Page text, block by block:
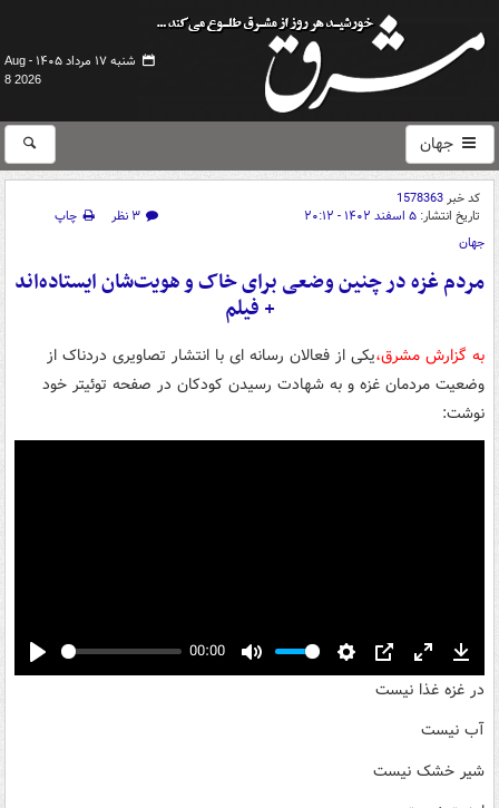
شنبه ۱۷ مرداد ۱۴۰۵ -
Aug
8 2026
جهان
کد خبر1578363
تاریخ انتشار: ۵ اسفند ۱۴۰۲ - ۲۰:۱۲ ۳ نظر
چاپ
جهان
مردم غزه در چنین وضعی برای خاک و هویت‌شان ایستاده‌اند
+ فیلم
به گزارش مشرق،یکی از فعالان رسانه ای با انتشار تصاویری دردناک از
وضعیت مردمان غزه و به شهادت رسیدن کودکان در صفحه توئیتر خود
نوشت:
Play
00:00
Mute Settings
PIP Enter
fullscreen
در غزه غذا نیست
آب نیست
شیر خشک نیست